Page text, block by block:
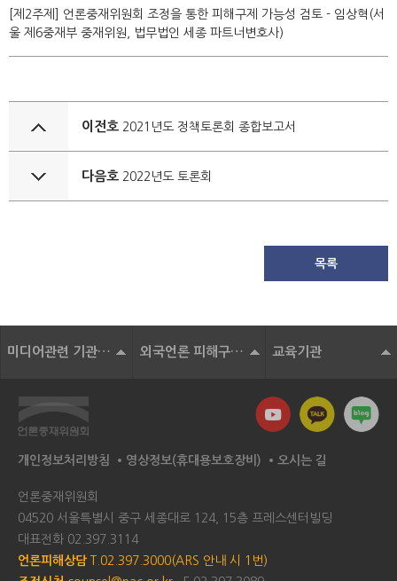
[제2주제] 언론중재위원회 조정을 통한 피해구제 가능성 검토 - 임상혁(서
울 제6중재부 중재위원, 법무법인 세종 파트너변호사)
이전호 2021년도 정책토론회 종합보고서
다음호 2022년도 토론회
목록
미디어관련 기관 및 단체 외국언론 피해구제기구 교육기관
개인정보처리방침 영상정보(휴대용보호장비) 오시는 길
언론중재위원회
04520 서울특별시 중구 세종대로 124, 15층 프레스센터빌딩
대표전화 02.397.3114
언론피해상담 T.02.397.3000(ARS 안내 시 1번)